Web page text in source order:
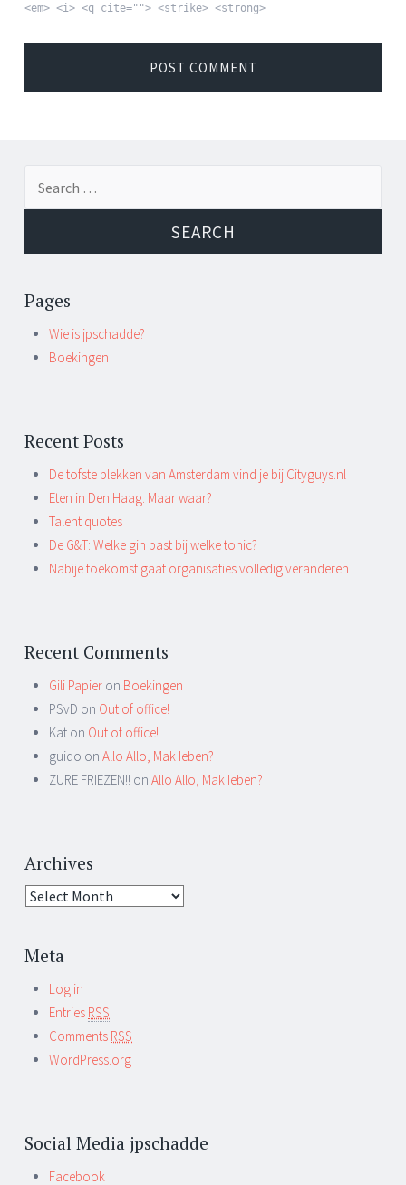
<em> <i> <q cite=""> <strike> <strong>
Pages
Wie is jpschadde?
Boekingen
Recent Posts
De tofste plekken van Amsterdam vind je bij Cityguys.nl
Eten in Den Haag. Maar waar?
Talent quotes
De G&T: Welke gin past bij welke tonic?
Nabije toekomst gaat organisaties volledig veranderen
Recent Comments
Gili Papier on Boekingen
PSvD on Out of office!
Kat on Out of office!
guido on Allo Allo, Mak Ieben?
ZURE FRIEZEN!! on Allo Allo, Mak Ieben?
Archives
Meta
Log in
Entries RSS
Comments RSS
WordPress.org
Social Media jpschadde
Facebook